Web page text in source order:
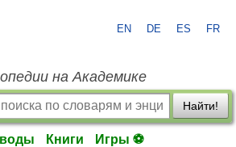
EN DE ES FR
на Академике
Найти!
Книги Игры ⚽